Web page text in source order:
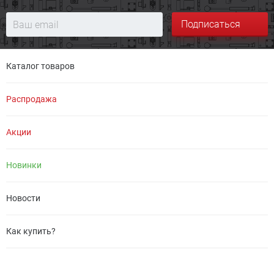
Подписаться
Каталог товаров
Распродажа
Акции
Новинки
Новости
Как купить?